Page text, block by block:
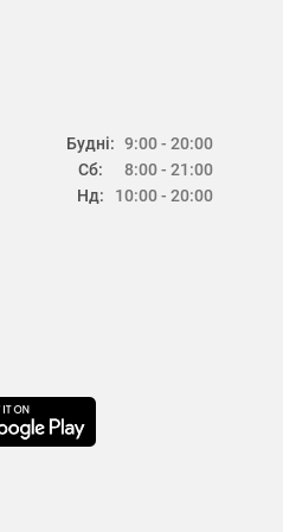
Будні:
Сб:
Нд:
9:00 - 20:00
8:00 - 21:00
10:00 - 20:00